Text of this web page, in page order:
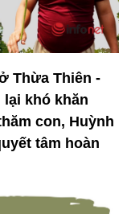
Thừa Thiên -
lại khó khăn
con, Huỳnh
tâm hoàn